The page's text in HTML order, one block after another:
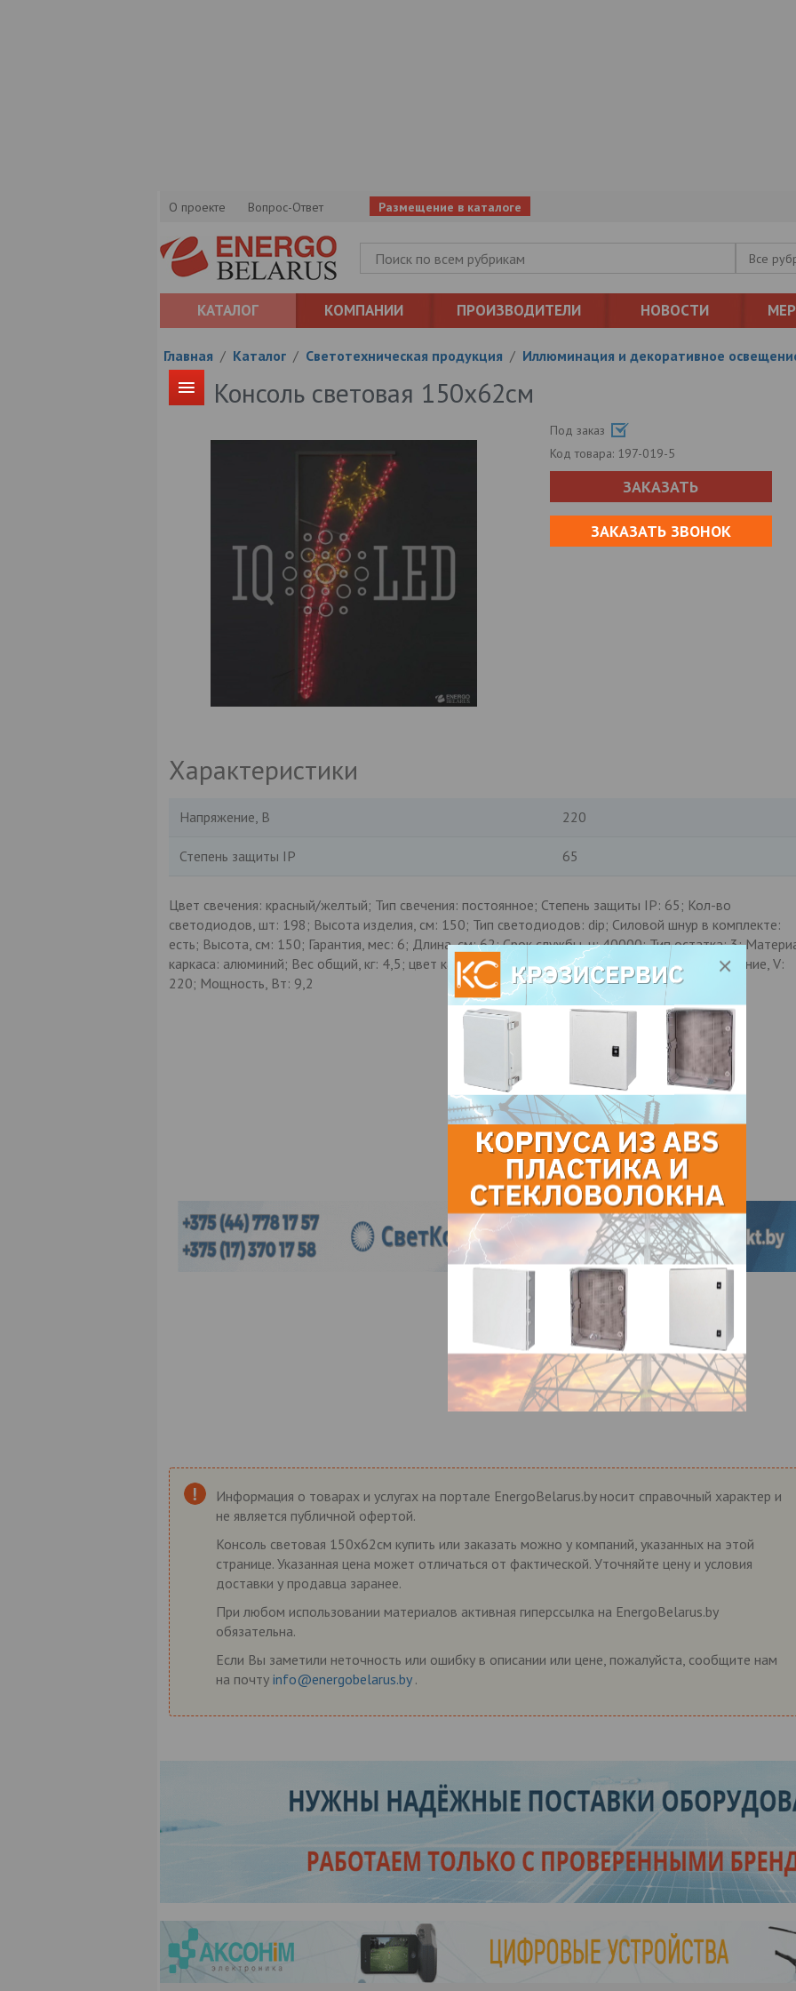
О проекте Вопрос-Ответ Размещение в каталоге
Все
КАТАЛОГ КОМПАНИИ ПРОИЗВОДИТЕЛИ НОВОСТИ
Главная / Каталог / Светотехническая продукция / Иллюминация и декоративное
Консоль световая 150х62см
Под заказ
Код товара: 197-019-5
ЗАКАЗАТЬ
ЗАКАЗАТЬ ЗВОНОК
Характеристики
Напряжение, В 220
Степень защиты IP 65
Цвет свечения: красный/желтый; Тип свечения: постоянное; Степень защиты IP: 65; Кол-во
светодиодов, шт: 198; Высота изделия, см: 150; Тип светодиодов: dip; Силовой шнур в комплекте:
есть; Высота, см: 150; Гарантия, мес: 6; Длина, см: 62; Срок службы, ч: 40000; Тип остатка: 3;
каркаса: алюминий; Вес общий, кг: 4,5; цвет каркаса: серый; Ширина изделия, см: 62; Напряжение, V:
220; Мощность, Вт: 9,2
Информация о товарах и услугах на портале EnergoBelarus.by носит справочный характер и
не является публичной офертой.
Консоль световая 150х62см купить или заказать можно у компаний, указанных на этой
странице. Указанная цена может отличаться от фактической. Уточняйте цену и условия
доставки у продавца заранее.
При любом использовании материалов активная гиперссылка на EnergoBelarus.by
обязательна.
Если Вы заметили неточность или ошибку в описании или цене, пожалуйста, сообщите нам
на почту info@energobelarus.by .